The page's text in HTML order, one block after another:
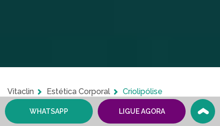
Vitaclin Estética Corporal Criolipólise
WHATSAPP LIGUE AGORA